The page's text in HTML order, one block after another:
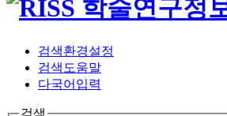
검색환경설정
검색도움말
다국어입력
검색